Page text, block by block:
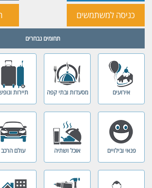
כניסה למשתמשים
תחומים נבחרים
אירועים מסעדות ובתי קפה תיירות
פנאי ובילויים אוכל ושתיה עולם הרכב